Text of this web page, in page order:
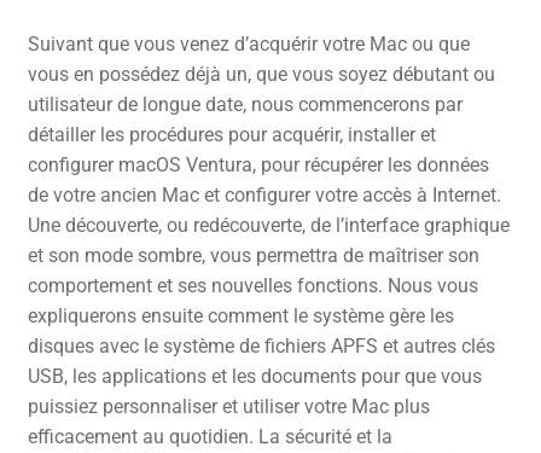
Suivant que vous venez d’acquérir votre Mac ou que
vous en possédez déjà un, que vous soyez débutant ou
utilisateur de longue date, nous commencerons par
détailler les procédures pour acquérir, installer et
configurer macOS Ventura, pour récupérer les données
de votre ancien Mac et configurer votre accès à Internet.
Une découverte, ou redécouverte, de l’interface graphique
et son mode sombre, vous permettra de maîtriser son
comportement et ses nouvelles fonctions. Nous vous
expliquerons ensuite comment le système gère les
disques avec le système de fichiers APFS et autres clés
USB, les applications et les documents pour que vous
puissiez personnaliser et utiliser votre Mac plus
efficacement au quotidien. La sécurité et la